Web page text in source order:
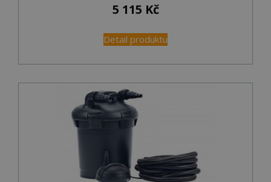
5 115 Kč
Detail produktu